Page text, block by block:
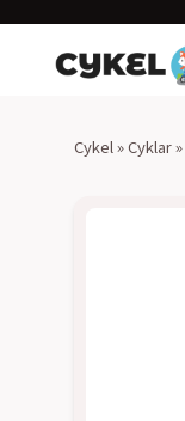
Cykel »Cyklar»